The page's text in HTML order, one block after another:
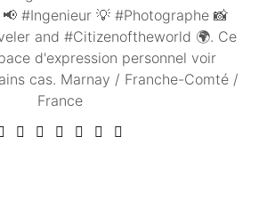
#Ingenieur 💡 #Photographe 📸
and #Citizenoftheworld 🌍. Ce
d'expression personnel voir
cas. Marnay / Franche-Comté /
France